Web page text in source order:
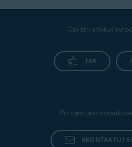
Czy ten artykuł był
TAK
Potrzebujesz
SKONTAKTUJ